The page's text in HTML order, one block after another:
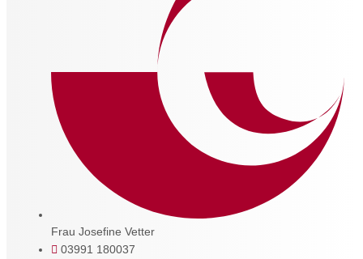
Frau Josefine Vetter
03991 180037